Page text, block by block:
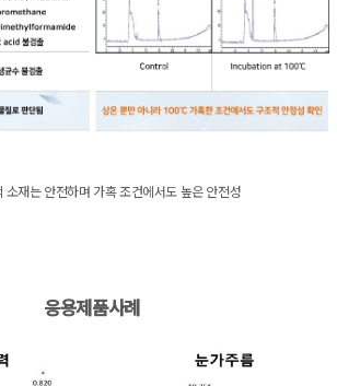
소재는 안전하며 가혹 조건에서도 높은 안전성
응용제품사례